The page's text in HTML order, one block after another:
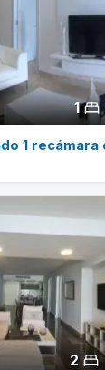
1
1 recámara
2